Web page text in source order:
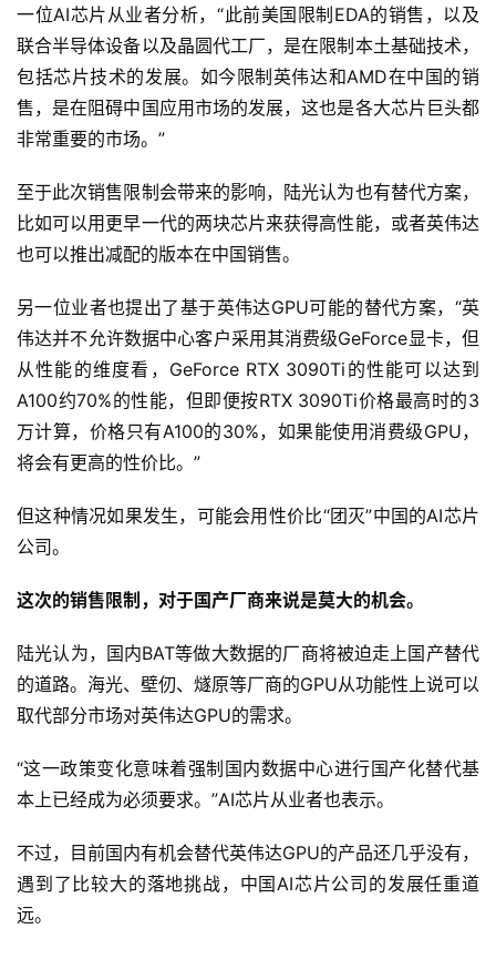
云
计
算
来
医
疗
智
能
驾
驶
智
慧
城
市
更
内
容
一位AI芯片从业者分析，“此前美国限制EDA的销售，以及
联合半导体设备以及晶圆代工厂，是在限制本土基础技术，
包括芯片技术的发展。如今限制英伟达和AMD在中国的销
售，是在阻碍中国应用市场的发展，这也是各大芯片巨头都
非常重要的市场。”
至于此次销售限制会带来的影响，陆光认为也有替代方案，
比如可以用更早一代的两块芯片来获得高性能，或者英伟达
也可以推出减配的版本在中国销售。
另一位业者也提出了基于英伟达GPU可能的替代方案，“英
伟达并不允许数据中心客户采用其消费级GeForce显卡，但
从性能的维度看，GeForce RTX 3090Ti的性能可以达到
A100约70%的性能，但即便按RTX 3090Ti价格最高时的3
万计算，价格只有A100的30%，如果能使用消费级GPU，
将会有更高的性价比。”
但这种情况如果发生，可能会用性价比“团灭”中国的AI芯片
公司。
这次的销售限制，对于国产厂商来说是莫大的机会。
陆光认为，国内BAT等做大数据的厂商将被迫走上国产替代
的道路。海光、壁仞、燧原等厂商的GPU从功能性上说可以
取代部分市场对英伟达GPU的需求。
“这一政策变化意味着强制国内数据中心进行国产化替代基
本上已经成为必须要求。”AI芯片从业者也表示。
不过，目前国内有机会替代英伟达GPU的产品还几乎没有，
遇到了比较大的落地挑战，中国AI芯片公司的发展任重道
远。